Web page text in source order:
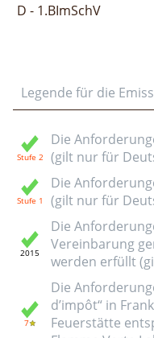
D - 1.BImSchV
Legende für die
Die
(gilt nur für
Die
(gilt nur für
Die
Vereinbarung
werden erfüllt
Die
d’impôt“ in
Feuerstätte